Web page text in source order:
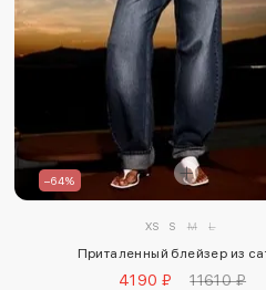
–64%
XS S M L
Приталенный блейзер из
4190 ₽ 11610 ₽